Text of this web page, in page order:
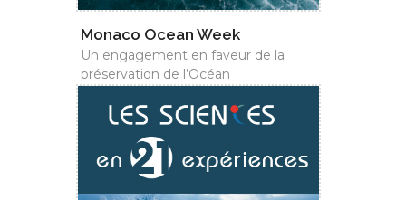
Monaco Ocean Week
Un engagement en faveur de la
préservation de l’Océan